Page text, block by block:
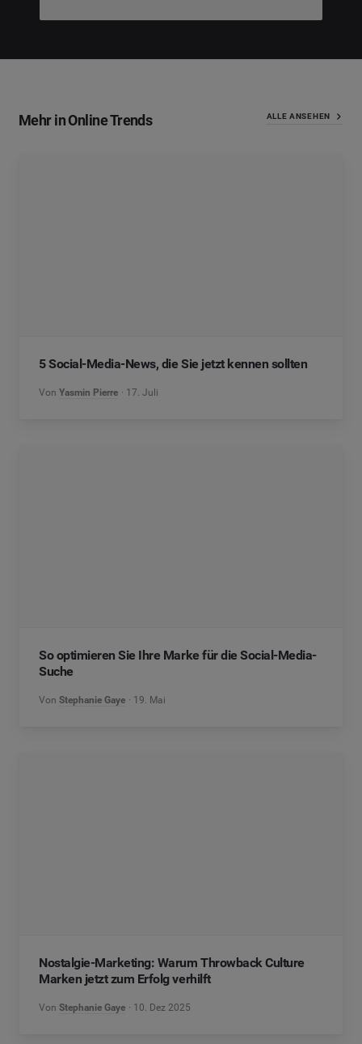
Mehr in Online Trends ALLE ANSEHEN
5 Social-Media-News, die Sie jetzt kennen sollten
Von Yasmin Pierre 17. Juli
So optimieren Sie Ihre Marke für die Social-Media-
Suche
Von Stephanie Gaye 19. Mai
Nostalgie-Marketing: Warum Throwback Culture
Marken jetzt zum Erfolg verhilft
Von Stephanie Gaye 10. Dez 2025